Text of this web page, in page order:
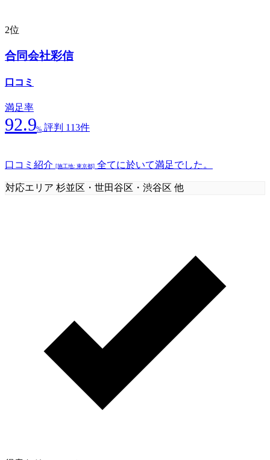
2位
合同会社彩信
口コミ
満足率
92.9% 評判 113件
口コミ紹介 [施工地: 東京都] 全てに於いて満足でした。
対応エリア 杉並区・世田谷区・渋谷区 他